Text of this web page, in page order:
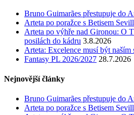
Bruno Guimarães přestupuje do
Arteta po poražce s Betisem
Arteta po výhře nad Gironou: O
posilách do kádru 3.8.2026
Arteta: Excelence musí být naším
Fantasy PL 2026/2027 28.7.2026
Nejnovější články
Bruno Guimarães přestupuje do
Arteta po poražce s Betisem